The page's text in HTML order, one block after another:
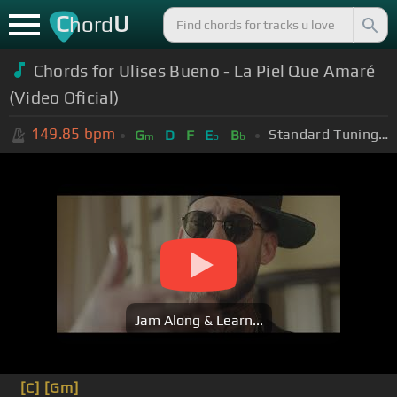
ChordU
Chords for Ulises Bueno - La Piel Que Amaré
(Video Oficial)
149.85 bpm Gm D F Eb Bb Standard Tuning (EADGBE)
Jam Along & Learn...
[C] [Gm]